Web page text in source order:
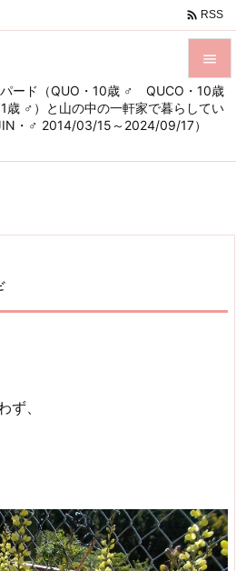
パード（QUO・10歳 ♂ QUCO・10歳
歳 ♂）と山の中の一軒家で暮らしてい
・♂ 2014/03/15～2024/09/17）


メニュ
サイド

 RSS
ず、